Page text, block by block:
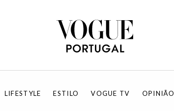
LIFESTYLE ESTILO VOGUE TV OPINIÃO